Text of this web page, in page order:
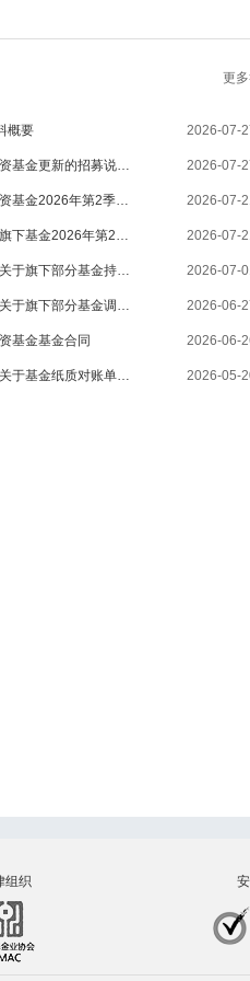
更
概要 2026-07-
工银瑞信添慧债券型证券投资基金更新的招募说明书 2026-07-
工银瑞信添慧债券型证券投资基金2026年第2季度报告 2026-07-
工银瑞信基金管理有限公司旗下基金2026年第2季度报告提示性公告 2026-07-
工银瑞信基金管理有限公司关于旗下部分基金持有的长期停牌股票估值方法调整的公告 2026-07-
工银瑞信基金管理有限公司关于旗下部分基金调整业绩比较基准并修订基金合同等法律文件的公告 2026-06-
基金基金合同 2026-06-
工银瑞信基金管理有限公司关于基金纸质对账单服务调整的通知 2026-05-
组织